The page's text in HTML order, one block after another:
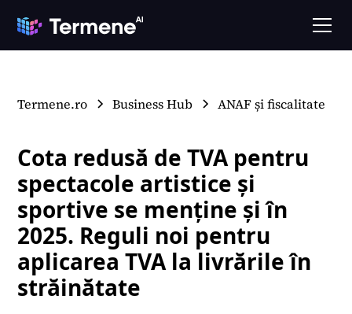
Termene.ro Business Hub ANAF și fiscalitate
Cota redusă de TVA pentru
spectacole artistice și
sportive se menține și în
2025. Reguli noi pentru
aplicarea TVA la livrările în
străinătate